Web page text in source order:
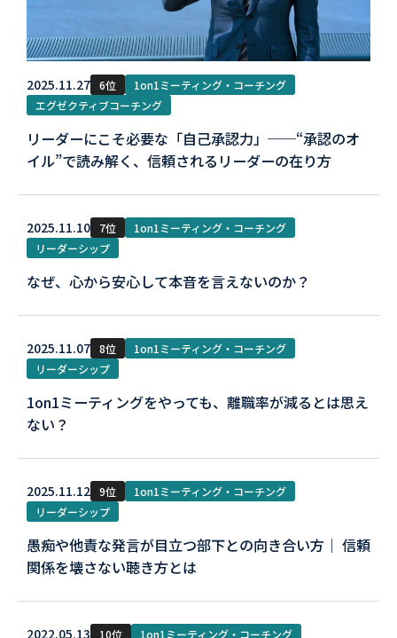
2025.11.27 6位
1on1ミーティング・コーチング
エグゼクティブコーチング
リーダーにこそ必要な「自己承認力」──“承認のオ
イル”で読み解く、信頼されるリーダーの在り方
2025.11.10 7位
1on1ミーティング・コーチング
リーダーシップ
なぜ、心から安心して本音を言えないのか？
2025.11.07 8位
1on1ミーティング・コーチング
リーダーシップ
1on1ミーティングをやっても、離職率が減るとは思え
ない？
2025.11.12 9位
1on1ミーティング・コーチング
リーダーシップ
愚痴や他責な発言が目立つ部下との向き合い方｜ 信頼
関係を壊さない聴き方とは
2022.05.13 10位 1on1ミーティング・コーチング